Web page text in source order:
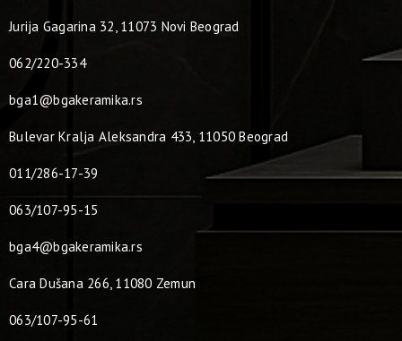
Jurija Gagarina 32, 11073 Novi Beograd
062/220-334
bga1@bgakeramika.rs
Bulevar Kralja Aleksandra 433, 11050 Beograd
011/286-17-39
063/107-95-15
bga4@bgakeramika.rs
Cara Dušana 266, 11080 Zemun
063/107-95-61